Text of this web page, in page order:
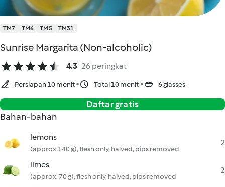
TM7 TM6 TM5 TM31
Sunrise Margarita (Non-alcoholic)
4.3 26 peringkat
Persiapan 10 menit Total 10 menit 6 glasses
Daftar gratis
Bahan-bahan
lemons
(approx.140 g), flesh only, halved, pips removed
2
limes
(approx. 70 g), flesh only, halved, pips removed
2